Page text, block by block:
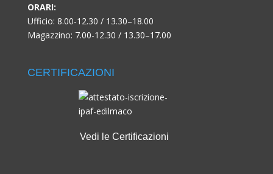
ORARI:
Ufficio: 8.00-12.30 / 13.30–18.00
Magazzino: 7.00-12.30 / 13.30–17.00
CERTIFICAZIONI
Vedi le Certificazioni